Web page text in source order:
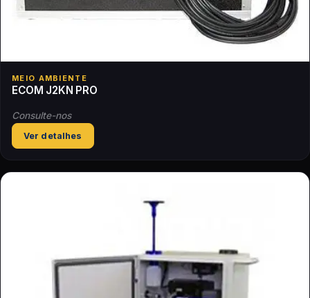
MEIO AMBIENTE
ECOM J2KN PRO
Consulte-nos
Ver detalhes